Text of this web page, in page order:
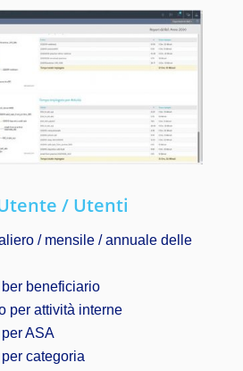
/ Utenti
/ mensile / annuale delle
beneficiario
per attività interne
ASA
categoria